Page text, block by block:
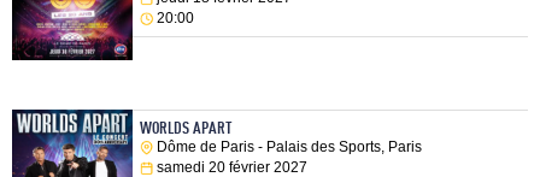
20:00
WORLDS APART
Dôme de Paris - Palais des Sports, Paris
samedi 20 février 2027